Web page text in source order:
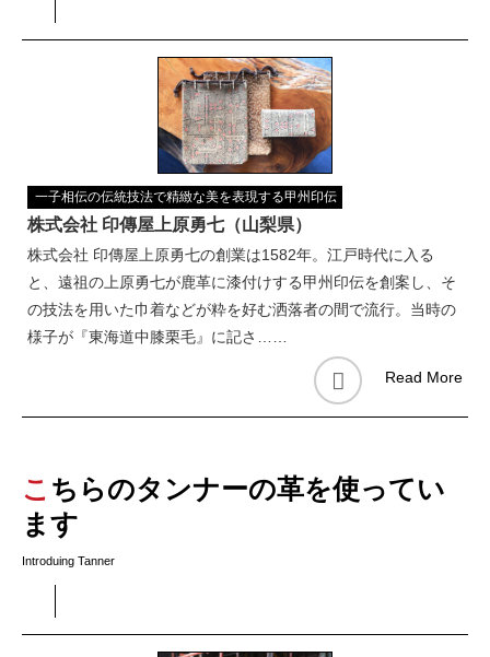
一子相伝の伝統技法で精緻な美を表現する甲州印伝
株式会社 印傳屋上原勇七（山梨県）
株式会社 印傳屋上原勇七の創業は1582年。江戸時代に入る
と、遠祖の上原勇七が鹿革に漆付けする甲州印伝を創案し、そ
の技法を用いた巾着などが粋を好む洒落者の間で流行。当時の
様子が『東海道中膝栗毛』に記さ……
Read More
こちらのタンナーの革を使ってい
ます
Introduing Tanner